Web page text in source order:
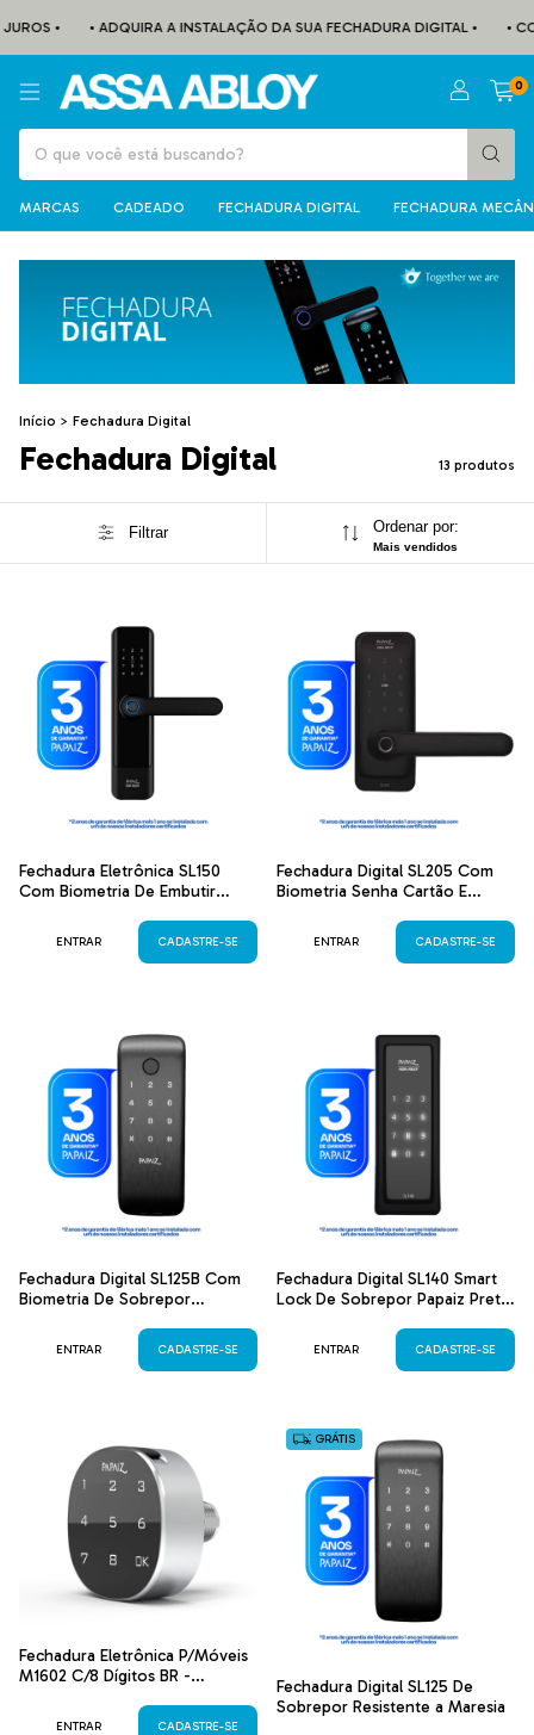
• • ADQUIRA A INSTALAÇÃO DA SUA FECHADURA DIGITAL • •
0
MARCAS CADEADO FECHADURA DIGITAL FECHADURA
Início > Fechadura Digital
Fechadura Digital 13 produtos
Filtrar Ordenar por:
Mais vendidos
Fechadura Eletrônica SL150
Com Biometria De Embutir
ENTRAR CADASTRE-SE
Fechadura Digital SL205 Com
Biometria Senha Cartão E
ENTRAR CADASTRE-SE
Fechadura Digital SL125B Com
Biometria De Sobrepor
ENTRAR CADASTRE-SE
Fechadura Digital SL140 Smart
Lock De Sobrepor Papaiz Preta
ENTRAR CADASTRE-SE
Fechadura Eletrônica P/Móveis
M1602 C/8 Dígitos BR -
ENTRAR CADASTRE-SE
GRÁTIS
Fechadura Digital SL125 De
Sobrepor Resistente a Maresia